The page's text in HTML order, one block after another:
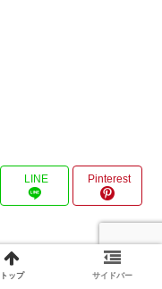
LINE Pinterest
トップ サイドバー